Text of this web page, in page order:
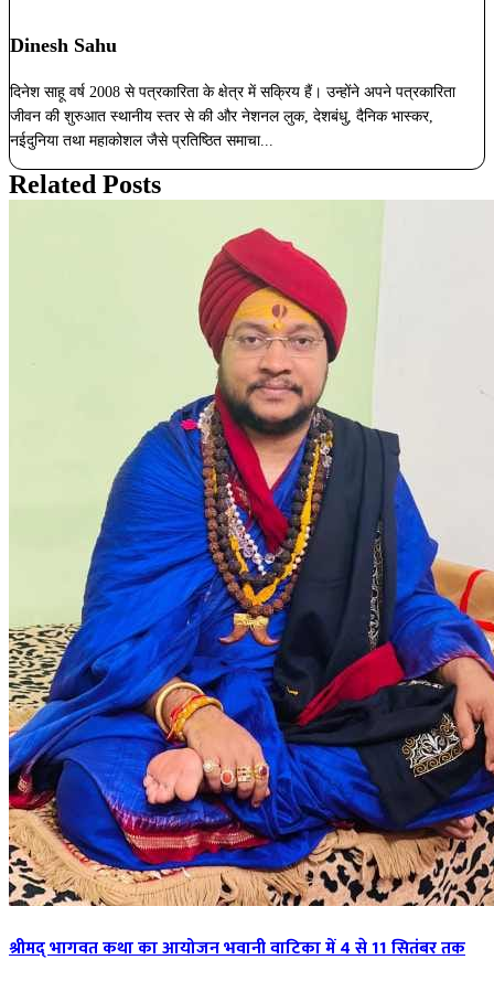
Dinesh Sahu
दिनेश साहू वर्ष 2008 से पत्रकारिता के क्षेत्र में सक्रिय हैं। उन्होंने अपने पत्रकारिता
जीवन की शुरुआत स्थानीय स्तर से की और नेशनल लुक, देशबंधु, दैनिक भास्कर,
नईदुनिया तथा महाकोशल जैसे प्रतिष्ठित समाचा...
Related Posts
श्रीमद् भागवत कथा का आयोजन भवानी वाटिका में 4 से 11 सितंबर तक